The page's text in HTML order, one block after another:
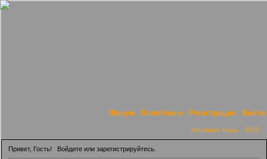
Форум Колобчане Регистрация Войти
Активные темы RSS
Привет, Гость! Войдитеили зарегистрируйтесь.